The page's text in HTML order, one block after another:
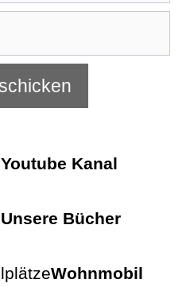
Youtube Kanal
Unsere Bücher
Wohnmobil